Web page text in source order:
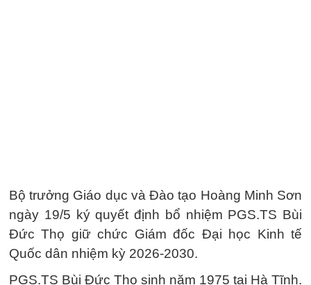
Bộ trưởng Giáo dục và Đào tạo Hoàng Minh Sơn
ngày 19/5 ký quyết định bổ nhiệm PGS.TS Bùi
Đức Thọ giữ chức Giám đốc Đại học Kinh tế
Quốc dân nhiệm kỳ 2026-2030.
PGS.TS Bùi Đức Thọ sinh năm 1975 tại Hà Tĩnh.